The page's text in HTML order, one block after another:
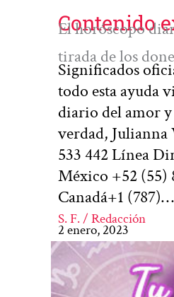
Contenido
El horóscopo
tirada de los
Significados
todo esta ayuda
diario del amor y
verdad, Julianna
533 442 Línea
México +52 (55)
Canadá+1 (787)…
S. F. / Redacción
2 enero, 2023